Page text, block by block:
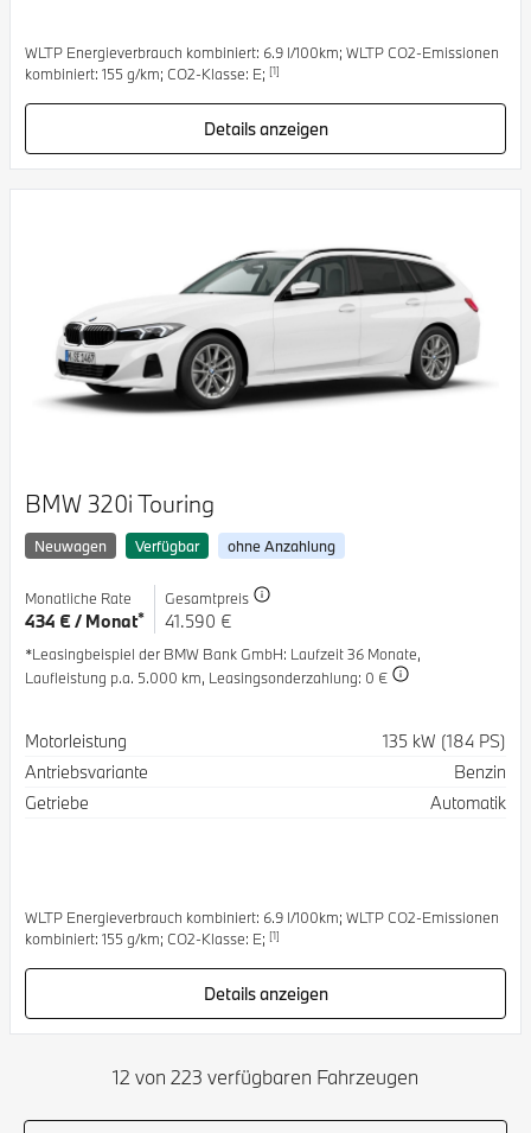
WLTP Energieverbrauch kombiniert: 6.9 l/100km; WLTP CO2-Emissionen
kombiniert: 155 g/km; CO2-Klasse: E; [1]
Details anzeigen
BMW 320i Touring
Neuwagen Verfügbar ohne Anzahlung
Monatliche Rate
434 € / Monat*
Gesamtpreis
41.590 €
*Leasingbeispiel der BMW Bank GmbH: Laufzeit 36 Monate,
Laufleistung p.a. 5.000 km, Leasingsonderzahlung: 0 €
Spezifikation
Motorleistung
135 kW (184 PS)
Antriebsvariante
Benzin
Getriebe
Automatik
WLTP Energieverbrauch kombiniert: 6.9 l/100km; WLTP CO2-Emissionen
kombiniert: 155 g/km; CO2-Klasse: E; [1]
Details anzeigen
12 von 223 verfügbaren Fahrzeugen